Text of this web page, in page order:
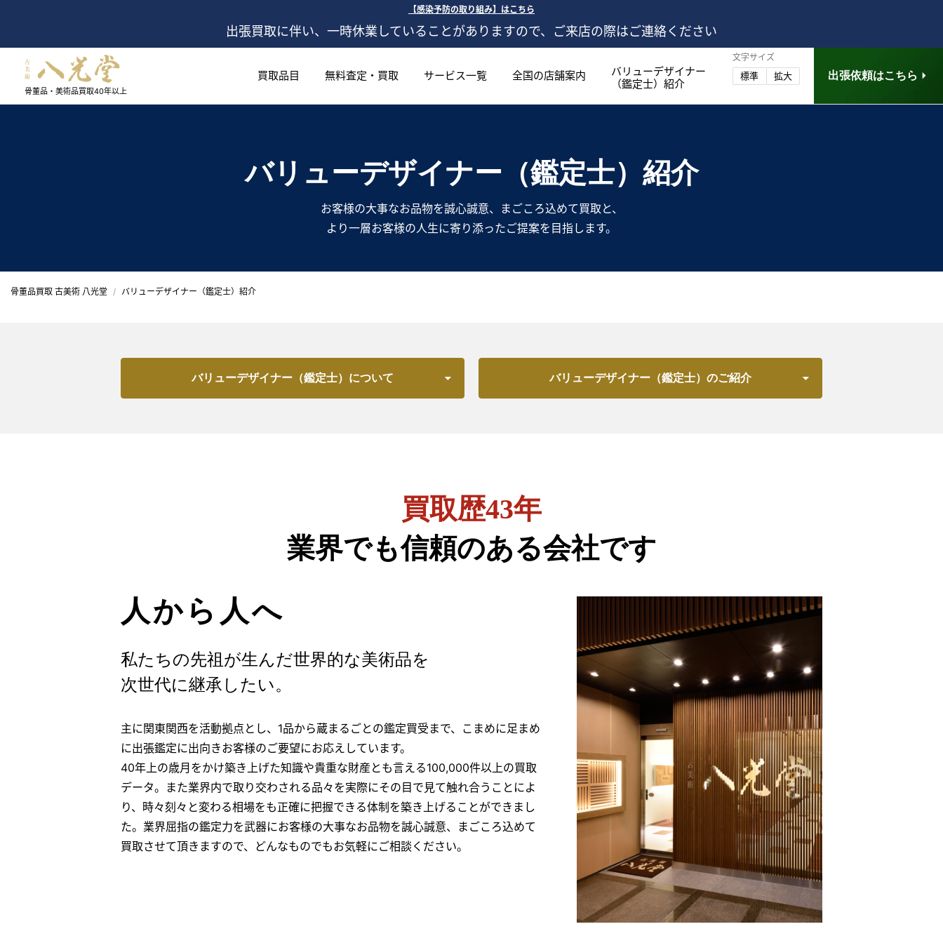
【感染予防の取り組み】はこちら
出張買取に伴い、一時休業していることがありますので、ご来店の際はご連絡ください
骨董品・美術品買取40年以上
買取品目 無料査定・買取 サービス一覧 全国の店舗案内
バリューデザイナー
（鑑定士）紹介
文字サイズ
標準 拡大 出張依頼はこちら
バリューデザイナー（鑑定士）紹介
お客様の大事なお品物を誠心誠意、まごころ込めて買取と、
より一層お客様の人生に寄り添ったご提案を目指します。
骨董品買取 古美術 八光堂 バリューデザイナー（鑑定士）紹介
バリューデザイナー（鑑定士）について バリューデザイナー（鑑定士）のご紹介
買取歴43年
業界でも信頼のある会社です
人から人へ
私たちの先祖が生んだ世界的な美術品を
次世代に継承したい。
主に関東関西を活動拠点とし、1品から蔵まるごとの鑑定買受まで、こまめに足まめ
に出張鑑定に出向きお客様のご要望にお応えしています。
40年上の歳月をかけ築き上げた知識や貴重な財産とも言える100,000件以上の買取
データ。また業界内で取り交わされる品々を実際にその目で見て触れ合うことによ
り、時々刻々と変わる相場をも正確に把握できる体制を築き上げることができまし
た。業界屈指の鑑定力を武器にお客様の大事なお品物を誠心誠意、まごころ込めて
買取させて頂きますので、どんなものでもお気軽にご相談ください。